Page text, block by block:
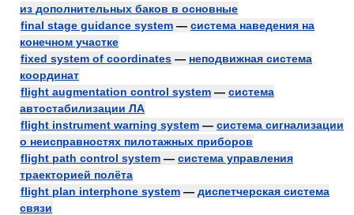
из дополнительных баков в основные
final stage guidance system — система наведения на
конечном участке
fixed system of coordinates — неподвижная система
координат
flight augmentation control system — система
автостабилизации ЛА
flight instrument warning system — система сигнализации
о неисправностях пилотажных приборов
flight path control system — система управления
траекторией полёта
flight plan interphone system — диспетчерская система
связи